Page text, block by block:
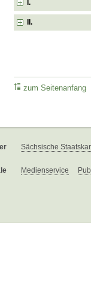
I.
II.
zum Seitenanfang
Sächsische
Medienservice